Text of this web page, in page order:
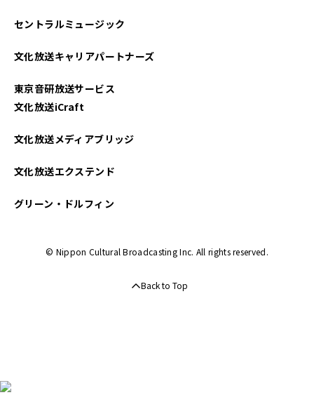
セントラルミュージック
文化放送キャリアパートナーズ
東京音研放送サービス
文化放送iCraft
文化放送メディアブリッジ
文化放送エクステンド
グリーン・ドルフィン
© Nippon Cultural Broadcasting Inc. All rights reserved.
Back to Top